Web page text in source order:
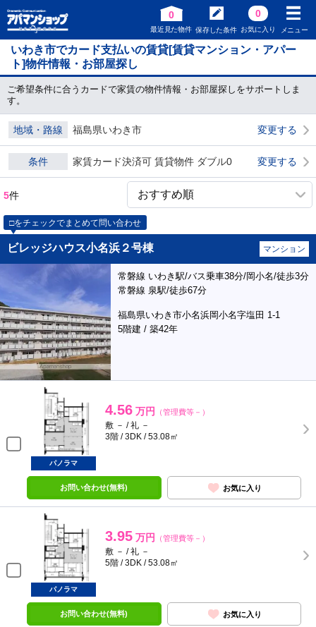
0
最近見た物件 保存した条件
0
お気に入り メニュー
いわき市でカード支払いの賃貸[賃貸マンション・アパー
ト]物件情報・お部屋探し
ご希望条件に合うカードで家賃の物件情報・お部屋探しをサポートしま
す。
地域・路線 福島県いわき市 変更する
条件 家賃カード決済可 賃貸物件 ダブル0 変更する
5件
□をチェックでまとめて問い合わせ
ビレッジハウス小名浜２号棟 マンション
常磐線 いわき駅/バス乗車38分/岡小名/徒歩3分
常磐線 泉駅/徒歩67分
福島県いわき市小名浜岡小名字塩田 1-1
5階建 / 築42年
4.56 万円 （管理費等－）
敷 － / 礼 －
3階 / 3DK / 53.08㎡
パノラマ
お問い合わせ(無料) お気に入り
3.95 万円 （管理費等－）
敷 － / 礼 －
5階 / 3DK / 53.08㎡
パノラマ
お問い合わせ(無料) お気に入り